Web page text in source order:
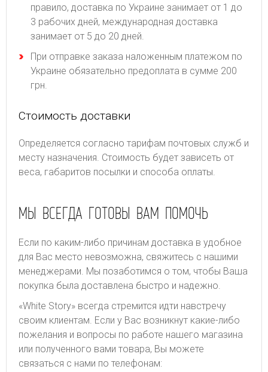
правило, доставка по Украине занимает от 1 до
3 рабочих дней, международная доставка
занимает от 5 до 20 дней.
При отправке заказа наложенным платежом по
Украине обязательно предоплата в сумме 200
грн.
Стоимость доставки
Определяется согласно тарифам почтовых служб и
месту назначения. Стоимость будет зависеть от
веса, габаритов посылки и способа оплаты.
МЫ ВСЕГДА ГОТОВЫ ВАМ ПОМОЧЬ
Если по каким-либо причинам доставка в удобное
для Вас место невозможна, свяжитесь с нашими
менеджерами. Мы позаботимся о том, чтобы Ваша
покупка была доставлена быстро и надежно.
«White Story» всегда стремится идти навстречу
своим клиентам. Если у Вас возникнут какие-либо
пожелания и вопросы по работе нашего магазина
или полученного вами товара, Вы можете
связаться с нами по телефонам: